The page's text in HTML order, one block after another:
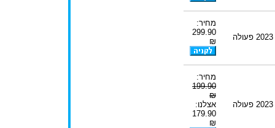
2023 פעולה
מחיר:
299.90
₪
2023 פעולה
מחיר:
199.90
₪
אצלנו:
179.90
₪